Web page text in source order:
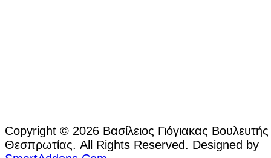
Copyright © 2026 Βασίλειος Γιόγιακας
Θεσπρωτίας. All Rights Reserved. Designed by